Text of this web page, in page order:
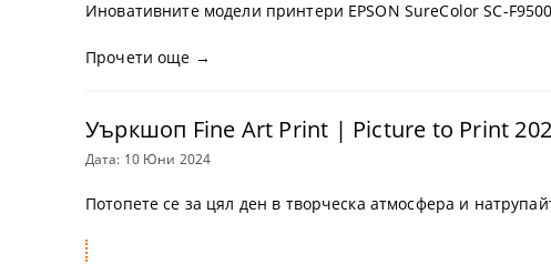
Иновативните модели принтери EPSON SureColor SC-
Прочети още →
Уъркшоп Fine Art Print | Picture to Print
Дата: 10 Юни 2024
Потопете се за цял ден в творческа атмосфера и